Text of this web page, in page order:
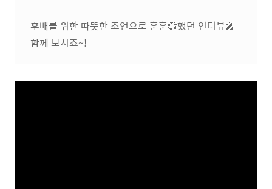
후배를 위한 따뜻한 조언으로 훈훈💞했던 인터뷰🎤
함께 보시죠~!